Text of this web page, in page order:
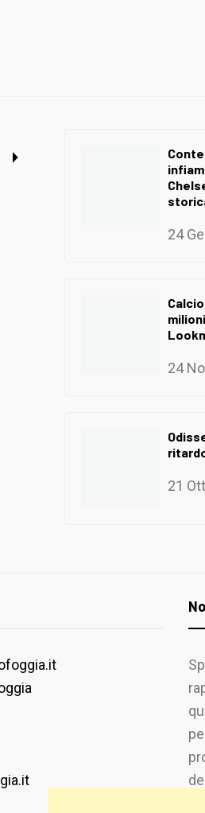
24
24
21